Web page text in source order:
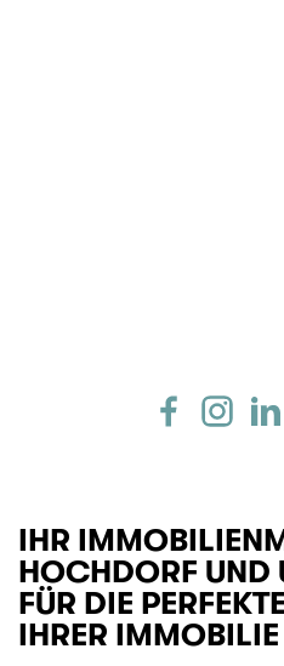
IHR
HOCHDORF UND
FÜR DIE
IHRER IMMOBILIE